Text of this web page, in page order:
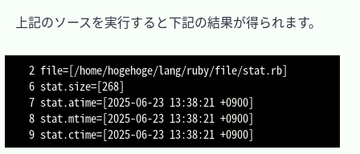
上記のソースを実行すると下記の結果が得られます。
2 file=[/home/hogehoge/lang/ruby/file/stat.rb]
6 stat.size=[268]
7 stat.atime=[2025-06-23 13:38:21 +0900]
8 stat.mtime=[2025-06-23 13:38:21 +0900]